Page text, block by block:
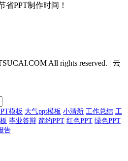
省PPT制作时间！
All rights reserved. | 云
模板 大气ppt模板 小清新 工作总结 工
毕业答辩 简约PPT 红色PPT 绿色PPT
告